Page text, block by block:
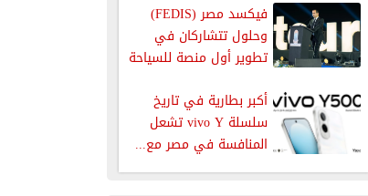
فيكسد مصر (FEDIS)
وحلول تتشاركان في
تطوير أول منصة للسياحة
أكبر بطارية في تاريخ
سلسلة vivo Y تشعل
المنافسة في مصر مع...